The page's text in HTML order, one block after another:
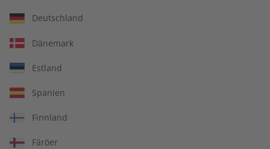
écoute Übungsheft digital 11/2025
Deutschland
Dänemark
Estland
Spanien
Finnland
Färöer